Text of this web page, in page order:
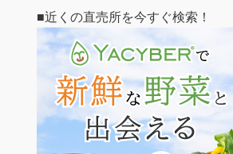
■近くの直売所を今すぐ検索！